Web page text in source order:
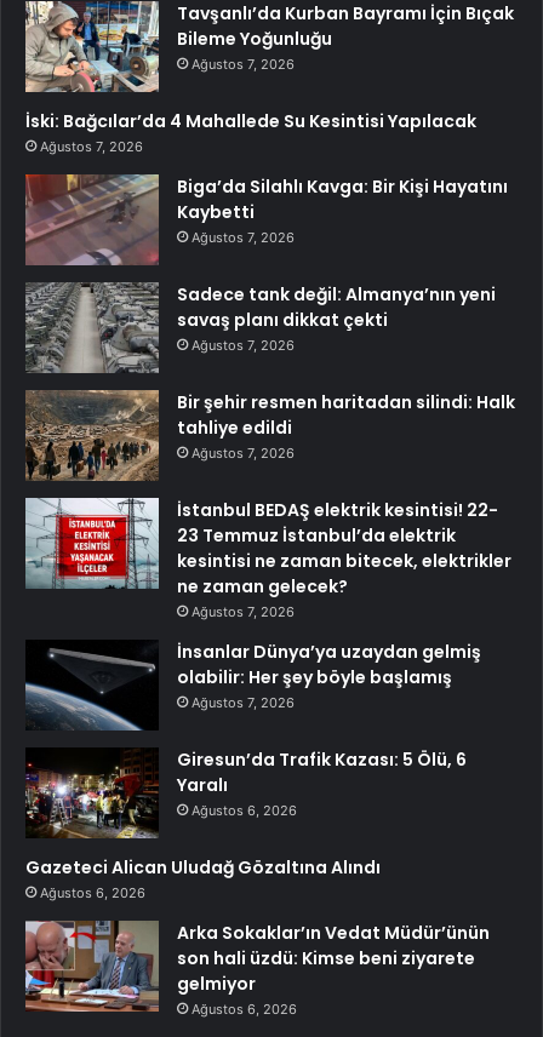
Tavşanlı’da Kurban Bayramı İçin Bıçak
Bileme Yoğunluğu
Ağustos 7, 2026
İski: Bağcılar’da 4 Mahallede Su Kesintisi Yapılacak
Ağustos 7, 2026
Biga’da Silahlı Kavga: Bir Kişi Hayatını
Kaybetti
Ağustos 7, 2026
Sadece tank değil: Almanya’nın yeni
savaş planı dikkat çekti
Ağustos 7, 2026
Bir şehir resmen haritadan silindi: Halk
tahliye edildi
Ağustos 7, 2026
İstanbul BEDAŞ elektrik kesintisi! 22-
23 Temmuz İstanbul’da elektrik
kesintisi ne zaman bitecek, elektrikler
ne zaman gelecek?
Ağustos 7, 2026
İnsanlar Dünya’ya uzaydan gelmiş
olabilir: Her şey böyle başlamış
Ağustos 7, 2026
Giresun’da Trafik Kazası: 5 Ölü, 6
Yaralı
Ağustos 6, 2026
Gazeteci Alican Uludağ Gözaltına Alındı
Ağustos 6, 2026
Arka Sokaklar’ın Vedat Müdür’ünün
son hali üzdü: Kimse beni ziyarete
gelmiyor
Ağustos 6, 2026